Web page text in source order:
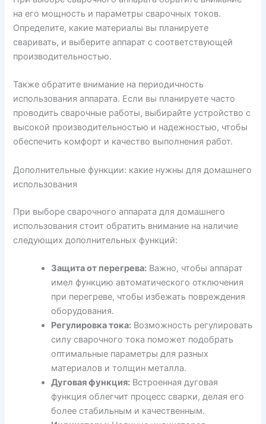
на его мощность и параметры сварочных токов.
Определите, какие материалы вы планируете
сваривать, и выберите аппарат с соответствующей
производительностью.
Также обратите внимание на периодичность
использования аппарата. Если вы планируете часто
проводить сварочные работы, выбирайте устройство с
высокой производительностью и надежностью, чтобы
обеспечить комфорт и качество выполнения работ.
Дополнительные функции: какие нужны для домашнего
использования
При выборе сварочного аппарата для домашнего
использования стоит обратить внимание на наличие
следующих дополнительных функций:
Защита от перегрева: Важно, чтобы аппарат
имел функцию автоматического отключения
при перегреве, чтобы избежать повреждения
оборудования.
Регулировка тока: Возможность регулировать
силу сварочного тока поможет подобрать
оптимальные параметры для разных
материалов и толщин металла.
Дуговая функция: Встроенная дуговая
функция облегчит процесс сварки, делая его
более стабильным и качественным.